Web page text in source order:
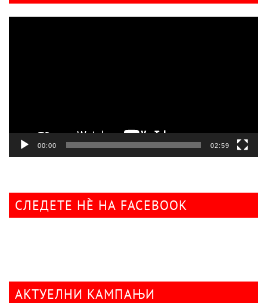
00:00 02:59
СЛЕДЕТЕ НÈ НА FACEBOOK
АКТУЕЛНИ КАМПАЊИ